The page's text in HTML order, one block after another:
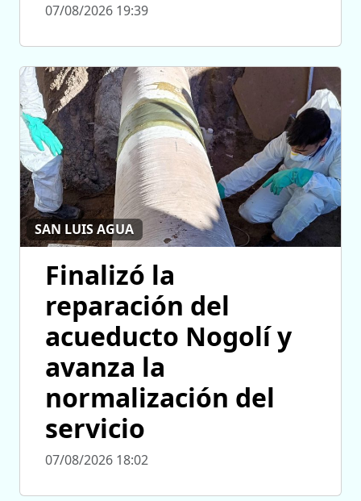
07/08/2026 19:39
SAN LUIS AGUA
Finalizó la
reparación del
acueducto Nogolí y
avanza la
normalización del
servicio
07/08/2026 18:02